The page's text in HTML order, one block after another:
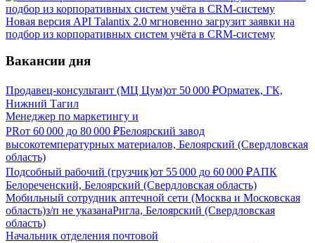
Новая версия API Talantix 2.0 мгновенно загрузит заявки на
подбор из корпоративных систем учёта в CRM-систему
Вакансии дня
Продавец-консультант (МЦ Цум)от 50 000 ₽Орматек, ГК,
Нижний Тагил
Менеджер по маркетингу и
PRот 60 000 до 80 000 ₽Белоярский завод
высокотемпературных материалов, Белоярский (Свердловская
область)
Подсобный рабочий (грузчик)от 55 000 до 60 000 ₽АПК
Белореченский, Белоярский (Свердловская область)
Мобильный сотрудник аптечной сети (Москва и Московская
область)з/п не указанаРигла, Белоярский (Свердловская
область)
Начальник отделения почтовой